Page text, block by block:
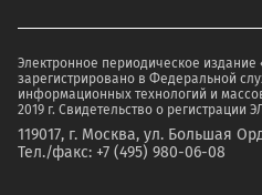
Электронное периодическое издание
зарегистрировано в Федеральной
информационных технологий и
2019 г. Свидетельство о регистрации
119017, г. Москва, ул. Большая
Тел./факс: +7 (495) 980-06-08